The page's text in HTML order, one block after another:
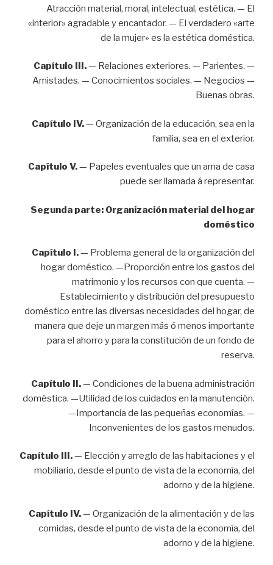
Atracción material, moral, intelectual, estética. — El
«interior» agradable y encantador. — El verdadero «arte
de la mujer» es la estética doméstica.
Capítulo III.— Relaciones exteriores. — Parientes. —
Amistades. — Conocimientos sociales. — Negocios —
Buenas obras.
Capítulo IV.— Organización de la educación, sea en la
familia, sea en el exterior.
Capítulo V.— Papeles eventuales que un ama de casa
puede ser llamada á representar.
Segunda parte: Organización material del hogar
doméstico
Capítulo I.— Problema general de la organización del
hogar doméstico. —Proporción entre los gastos del
matrimonio y los recursos con que cuenta. —
Establecimiento y distribución del presupuesto
doméstico entre las diversas necesidades del hogar, de
manera que deje un margen más ó menos importante
para el ahorro y para la constitución de un fondo de
reserva.
Capítulo II.— Condiciones de la buena administración
doméstica. —Utilidad de los cuidados en la manutención.
—Importancia de las pequeñas economías. —
Inconvenientes de los gastos menudos.
Capítulo III.— Elección y arreglo de las habitaciones y el
mobiliario, desde el punto de vista de la economía, del
adorno y de la higiene.
Capítulo IV.— Organización de la alimentación y de las
comidas, desde el punto de vista de la economía, del
adorno y de la higiene.